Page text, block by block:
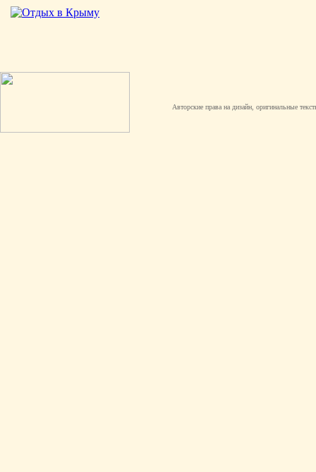
Авторские права на дизайн, оригинальные